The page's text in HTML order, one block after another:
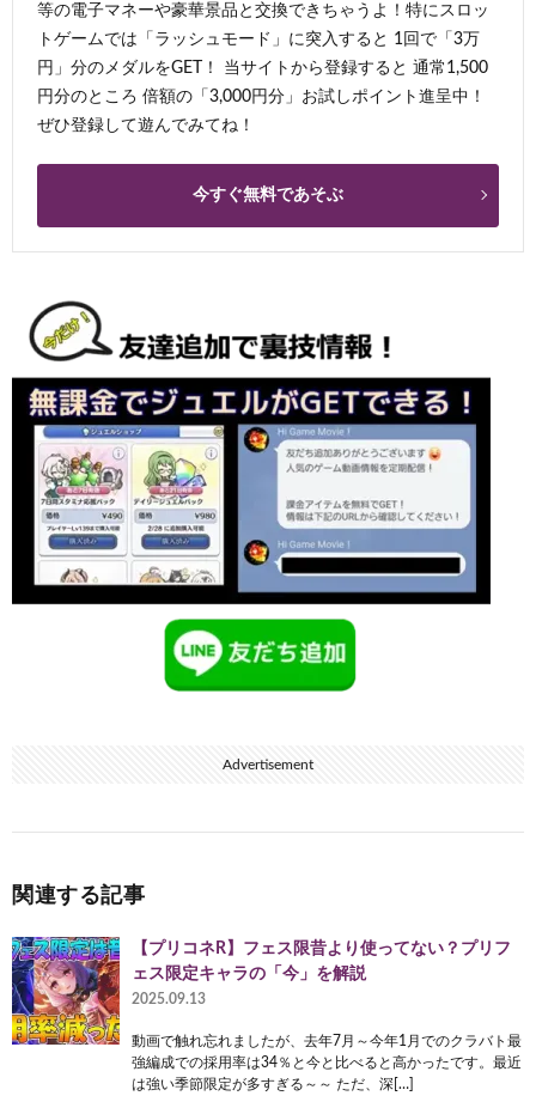
等の電子マネーや豪華景品と交換できちゃうよ！特にスロッ
トゲームでは「ラッシュモード」に突入すると 1回で「3万
円」分のメダルをGET！ 当サイトから登録すると 通常1,500
円分のところ 倍額の「3,000円分」お試しポイント進呈中！
ぜひ登録して遊んでみてね！
今すぐ無料であそぶ
Advertisement
関連する記事
【プリコネR】フェス限昔より使ってない？プリフ
ェス限定キャラの「今」を解説
2025.09.13
動画で触れ忘れましたが、去年7月～今年1月でのクラバト最
強編成での採用率は34％と今と比べると高かったです。最近
は強い季節限定が多すぎる～～ ただ、深[…]